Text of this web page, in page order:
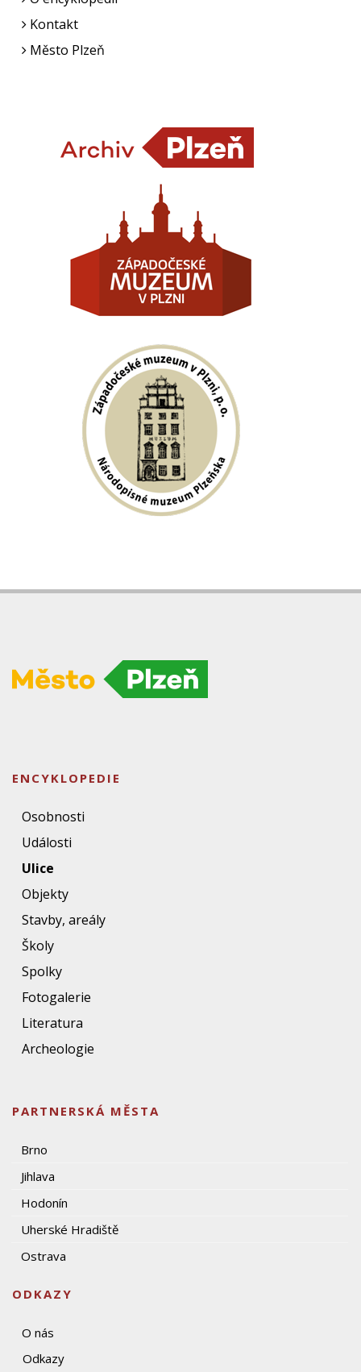
Kontakt
Město Plzeň
ENCYKLOPEDIE
Osobnosti
Události
Ulice
Objekty
Stavby, areály
Školy
Spolky
Fotogalerie
Literatura
Archeologie
PARTNERSKÁ MĚSTA
Brno
Jihlava
Hodonín
Uherské Hradiště
Ostrava
ODKAZY
O nás
Odkazy